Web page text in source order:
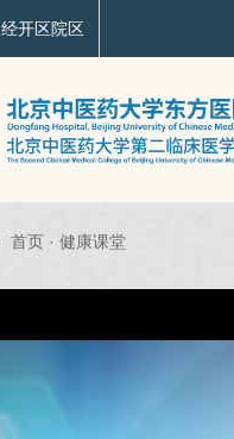
经开区院区
首页 · 健康课堂